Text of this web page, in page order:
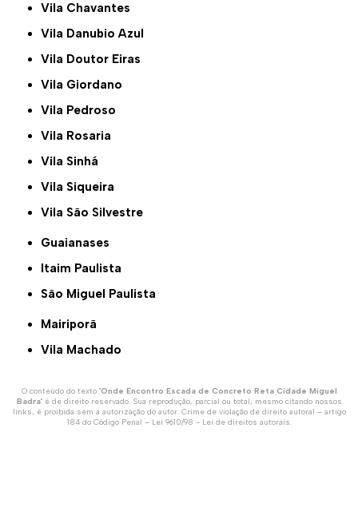
Vila Chavantes
Vila Danubio Azul
Vila Doutor Eiras
Vila Giordano
Vila Pedroso
Vila Rosaria
Vila Sinhá
Vila Siqueira
Vila São Silvestre
Guaianases
Itaim Paulista
São Miguel Paulista
Mairiporã
Vila Machado
O conteúdo do texto "Onde Encontro Escada de Concreto Reta Cidade Miguel
Badra" é de direito reservado. Sua reprodução, parcial ou total, mesmo citando nossos
links, é proibida sem a autorização do autor. Crime de violação de direito autoral – artigo
184 do Código Penal – Lei 9610/98 - Lei de direitos autorais.